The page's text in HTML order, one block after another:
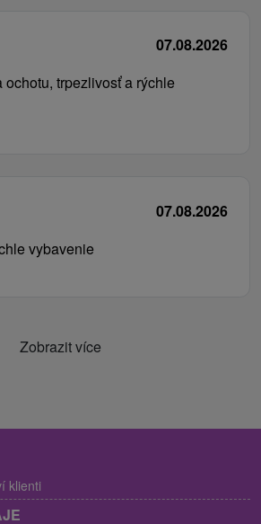
07.08.2026
trpezlivosť a rýchle
07.08.2026
vybavenie
Zobrazit více
klienti